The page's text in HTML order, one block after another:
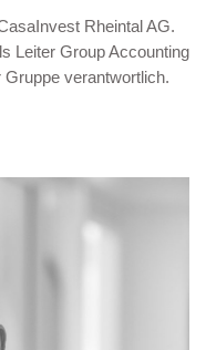
Rheintal AG.
Leiter Group Accounting
verantwortlich.